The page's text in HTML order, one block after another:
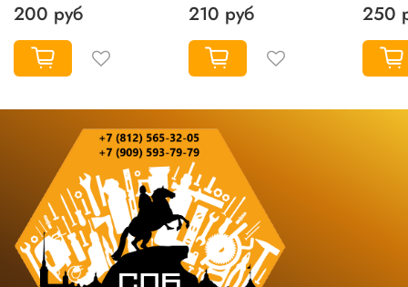
200 руб 210 руб 250